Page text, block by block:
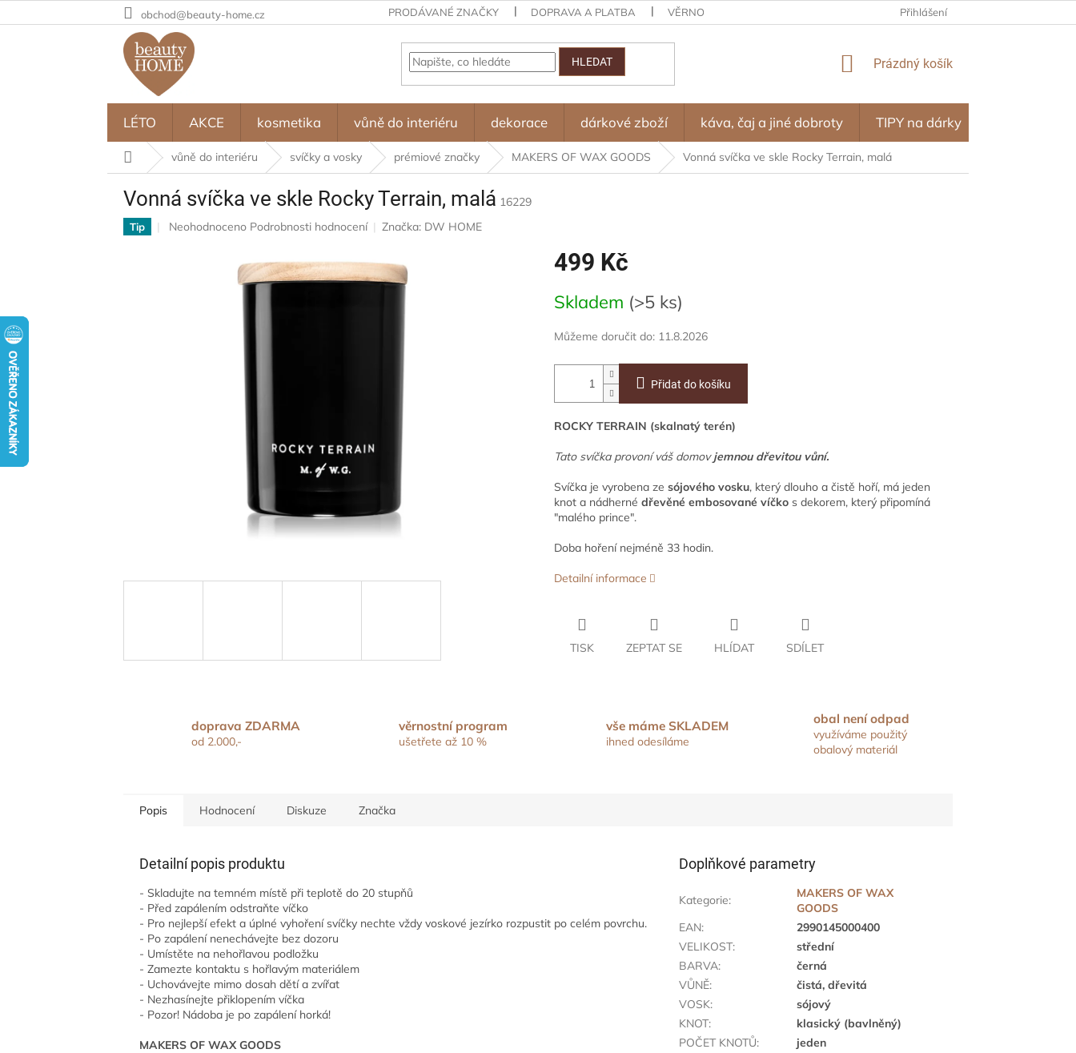
na
obchod@beauty-home.cz PRODÁVANÉ ZNAČKY DOPRAVA A PLATBA VĚRNOSTNÍ PROGRAM – ODMĚNY ZA NÁKUPY OBCHODNÍ PODMÍNKY
Přihlášení
HLEDAT
NÁKUPNÍ
Prázdný košík
LÉTO AKCE kosmetika vůně do interiéru dekorace dárkové zboží káva, čaj a jiné dobroty TIPY na dárky
Domů vůně do interiéru svíčky a vosky prémiové značky MAKERS OF WAX GOODS Vonná svíčka ve skle Rocky Terrain, malá
Vonná svíčka ve skle Rocky Terrain, malá 16229
Tip
Průměrné
Neohodnoceno Podrobnosti hodnocení Značka: DW HOME
499 Kč
cena:
Skladem (>5 ks)
Můžeme doručit do: 11.8.2026
Přidat do košíku
ROCKY TERRAIN (skalnatý terén)
Tato svíčka provoní váš domovjemnou dřevitou vůní.
Svíčka je vyrobena ze sójového vosku, který dlouho a čistě hoří, má jeden
knot a nádherné dřevěné embosované víčko s dekorem, který připomíná
"malého prince".
Doba hoření nejméně 33 hodin.
Detailní informace
TISK ZEPTAT SE HLÍDAT SDÍLET
doprava ZDARMA
od 2.000,-
věrnostní program
ušetřete až 10 %
vše máme SKLADEM
ihned odesíláme
obal není odpad
využíváme použitý
obalový materiál
Popis Hodnocení Diskuze Značka
Detailní popis produktu
- Skladujte na temném místě při teplotě do 20 stupňů
- Před zapálením odstraňte víčko
- Pro nejlepší efekt a úplné vyhoření svíčky nechte vždy voskové jezírko rozpustit po celém povrchu.
- Po zapálení nenechávejte bez dozoru
- Umístěte na nehořlavou podložku
- Zamezte kontaktu s hořlavým materiálem
- Uchovávejte mimo dosah dětí a zvířat
- Nezhasínejte přiklopením víčka
- Pozor! Nádoba je po zapálení horká!
MAKERS OF WAX GOODS
Doplňkové parametry
Kategorie:
MAKERS OF WAX
GOODS
EAN:
2990145000400
VELIKOST:
střední
BARVA:
černá
VŮNĚ:
čistá, dřevitá
VOSK:
sójový
KNOT:
klasický (bavlněný)
POČET KNOTŮ:
jeden